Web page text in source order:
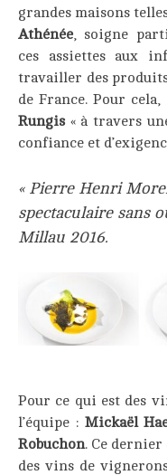
grandes maisons
Athénée, soigne
ces assiettes aux
travailler des
de France. Pour
Rungis « à travers
confiance et
« Pierre Henri
spectaculaire sans
Millau 2016.
Pour ce qui est des
l’équipe : Mickaël
Robuchon. Ce dernier
des vins de